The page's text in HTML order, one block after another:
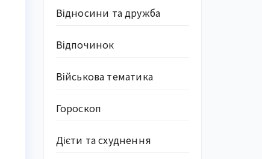
Відносини та дружба
Відпочинок
Військова тематика
Гороскоп
Дієти та схуднення